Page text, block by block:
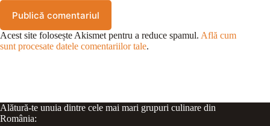
Publică comentariul
Acest site folosește Akismet pentru a reduce spamul. Află cum
sunt procesate datele comentariilor tale.
Alătură-te unuia dintre cele mai mari grupuri culinare din
România: